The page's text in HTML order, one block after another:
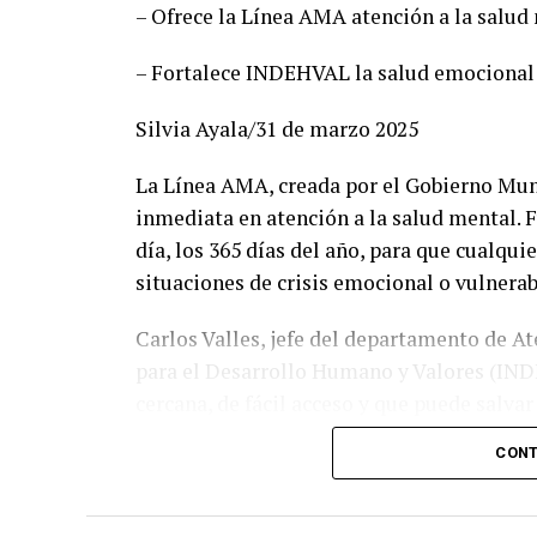
perfiles honestos y profesionales que
Esteban Villegas, y volveremos a hacerlo
recordó que esta alianza fue referente
Morena y por ofrecer gobiernos cercanos
Durante el encuentro con medios, Susy
dirigencias y aseguró que participará con
cercanía: “Vamos a salir con todo el
que tiene claro cómo hacer las cosas bien”.
En tanto, Raúl Meraz reafirmó que su
lineamientos electorales, y que está listo
un futuro con visión, responsabilidad y
– Ofrece la Línea AMA atención a la salud
– Fortalece INDEHVAL la salud
Silvia Ayala/31 de marzo 2025
La Línea AMA, creada por el Gobierno
inmediata en atención a la salud mental.
día, los 365 días del año, para que
situaciones de crisis emocional o
Carlos Valles, jefe del departamento de
para el Desarrollo Humano y Valores
marcar 075 desde cualquier parte del
intervención en crisis, quienes, cuando